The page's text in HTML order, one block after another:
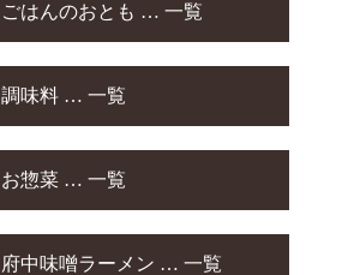
ごはんのおとも … 一覧
調味料 … 一覧
お惣菜 … 一覧
府中味噌ラーメン … 一覧